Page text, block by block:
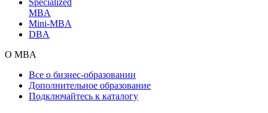
MBA
Mini-MBA
DBA
О MBA
Все о бизнес-образовании
Дополнительное образование
Подключайтесь к каталогу